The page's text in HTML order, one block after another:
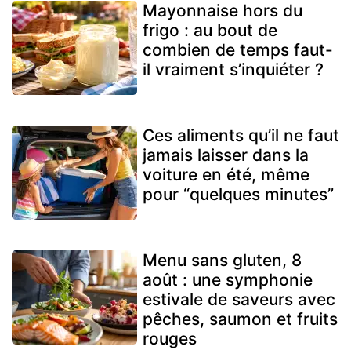
Mayonnaise hors du
frigo : au bout de
combien de temps faut-
il vraiment s’inquiéter ?
Ces aliments qu’il ne faut
jamais laisser dans la
voiture en été, même
pour “quelques minutes”
Menu sans gluten, 8
août : une symphonie
estivale de saveurs avec
pêches, saumon et fruits
rouges